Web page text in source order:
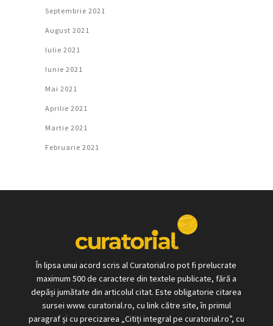
Septembrie 2021
August 2021
Iulie 2021
Iunie 2021
Mai 2021
Aprilie 2021
Martie 2021
Februarie 2021
În lipsa unui acord scris al Curatorial.ro pot fi prelucrate
maximum 500 de caractere din textele publicate, fără a
depăși jumătate din articolul citat. Este obligatorie citarea
sursei www. curatorial.ro, cu link către site, în primul
paragraf și cu precizarea „Citiți integral pe curatorial.ro”, cu